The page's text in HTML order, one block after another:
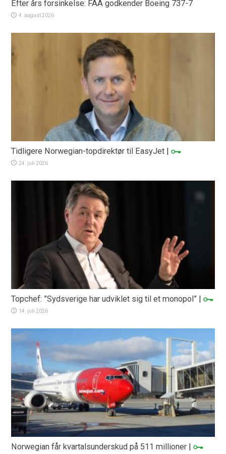
Efter års forsinkelse: FAA godkender Boeing 737-7
4. august 2026
Tidligere Norwegian-topdirektør til EasyJet |
24. juli 2026
Topchef: ”Sydsverige har udviklet sig til et monopol” |
14. juli 2026
Norwegian får kvartalsunderskud på 511 millioner |